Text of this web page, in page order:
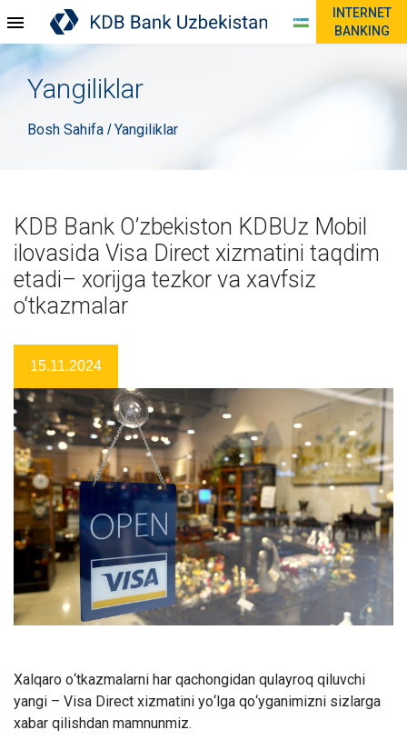
INTERNET
BANKING
Yangiliklar
Bosh Sahifa /Yangiliklar
KDB Bank O’zbekiston KDBUz Mobil
ilovasida Visa Direct xizmatini taqdim
etadi– xorijga tezkor va xavfsiz
o‘tkazmalar
15.11.2024
Xalqaro o‘tkazmalarni har qachongidan qulayroq qiluvchi
yangi – Visa Direct xizmatini yo‘ lga qo‘yganimizni sizlarga
xabar qilishdan mamnunmiz.